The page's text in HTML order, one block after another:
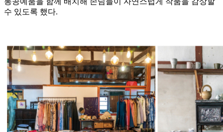
수 있도록 했다.